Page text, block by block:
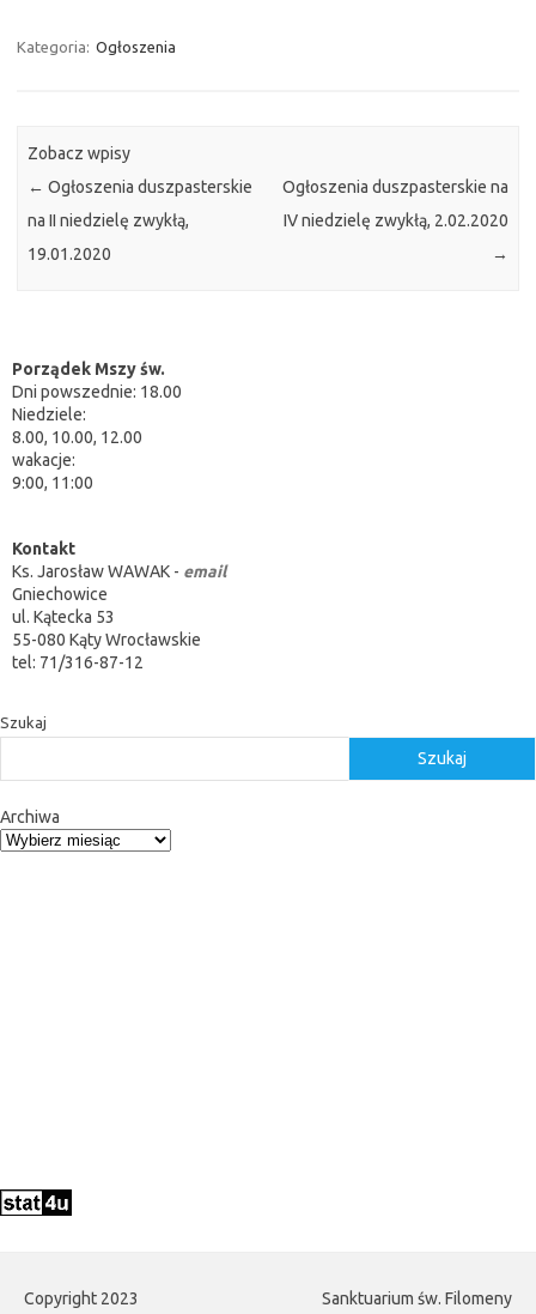
Kategoria: Ogłoszenia
Zobacz wpisy
← Ogłoszenia duszpasterskie
na II niedzielę zwykłą,
19.01.2020
Ogłoszenia duszpasterskie na
IV niedzielę zwykłą, 2.02.2020
→
Porządek Mszy św.
Dni powszednie: 18.00
Niedziele:
8.00, 10.00, 12.00
wakacje:
9:00, 11:00
Kontakt
Ks. Jarosław WAWAK - email
Gniechowice
ul. Kątecka 53
55-080 Kąty Wrocławskie
tel: 71/316-87-12
Szukaj
Szukaj
Archiwa
Copyright 2023 Sanktuarium św. Filomeny